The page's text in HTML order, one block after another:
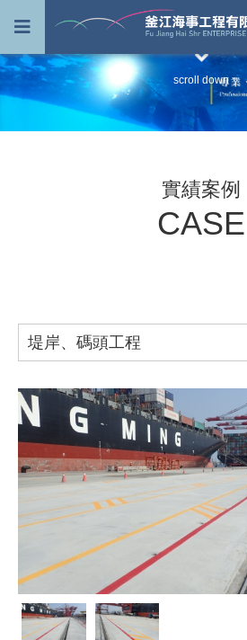
scroll down
實績案例
CASE
堤岸、碼頭工程